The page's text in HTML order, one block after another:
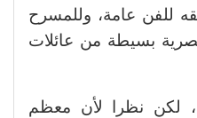
للفن عامة، وللمسرح
بسيطة من عائلات
لكن نظرا لأن معظم